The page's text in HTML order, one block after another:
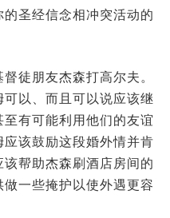
圣经信念相冲突活动的
徒朋友杰森打高尔夫。
以、而且可以说应该继
有可能利用他们的友谊
该鼓励这段婚外情并肯
帮助杰森刷酒店房间的
一些掩护以使外遇更容